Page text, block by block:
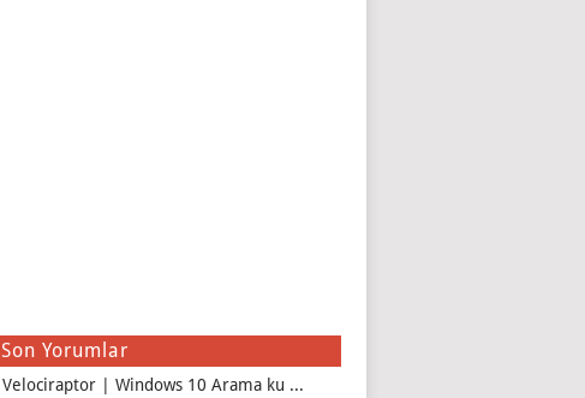
Son Yorumlar
Velociraptor | Windows 10 Arama ku ...